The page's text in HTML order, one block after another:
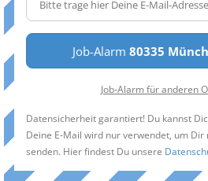
Job-Alarm 80335
Job-Alarm für anderen
Datensicherheit garantiert! Du kannst
Deine E-Mail wird nur verwendet, um
senden. Hier findest Du unsere